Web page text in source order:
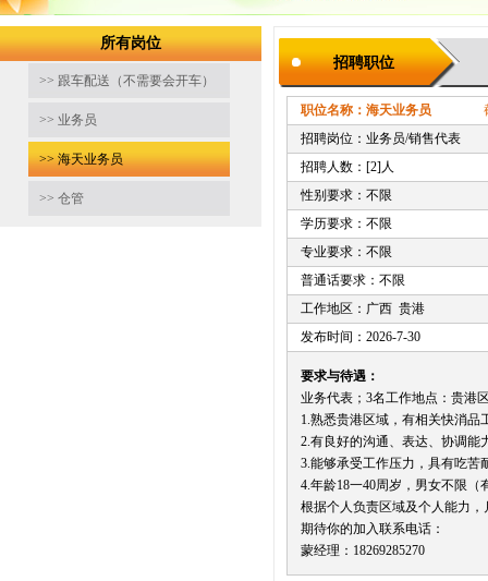
所有岗位
>> 跟车配送（不需要会开车）
>> 业务员
>> 海天业务员
>> 仓管
招聘职位
职位名称：海天业务员 截止
招聘岗位：业务员/销售代表
招聘人数：[2]人
性别要求：不限
学历要求：不限
专业要求：不限
普通话要求：不限
工作地区：广西 贵港
发布时间：2026-7-30
要求与待遇：
业务代表；3名工作地点：贵港
1.熟悉贵港区域，有相关快消品
2.有良好的沟通、表达、协调能
3.能够承受工作压力，具有吃苦
4.年龄18一40周岁，男女不限（
根据个人负责区域及个人能力，
期待你的加入联系电话：
蒙经理：18269285270